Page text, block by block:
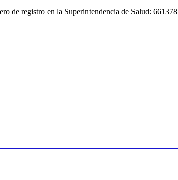
de registro en la Superintendencia de Salud: 661378